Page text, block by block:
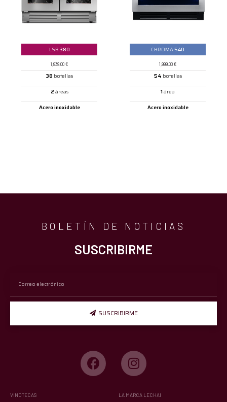
LSB 380
1,839.00€
38 botellas
2 áreas
Acero inoxidable
CHROMA540
1,999.00€
54 botellas
1 área
Acero inoxidable
BOLETÍN DE NOTICIAS
SUSCRIBIRME
SUSCRIBIRME
VINOTECAS LA MARCA LECHAI